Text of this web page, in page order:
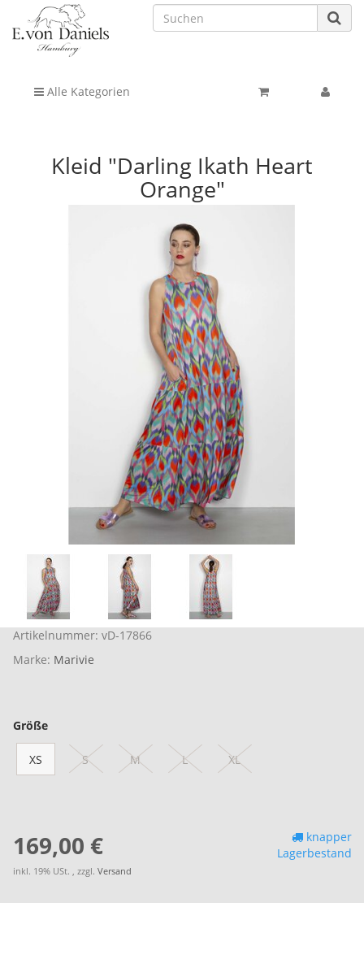
Alle Kategorien
Kleid "Darling Ikath Heart
Orange"
Artikelnummer: vD-17866
Marke: Marivie
Größe
XS S M L XL
169,00 €
inkl. 19% USt. , zzgl. Versand
knapper
Lagerbestand